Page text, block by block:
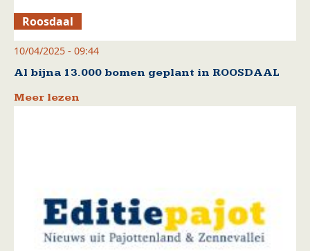
Roosdaal
10/04/2025 - 09:44
Al bijna 13.000 bomen geplant in ROOSDAAL
Meer lezen